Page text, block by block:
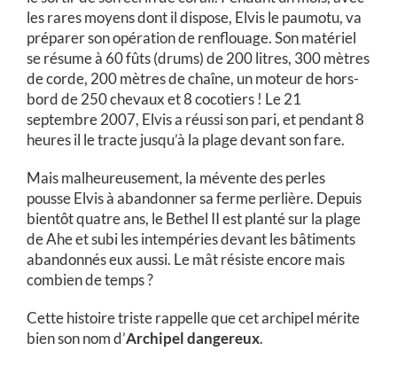
les rares moyens dont il dispose, Elvis le paumotu, va
préparer son opération de renflouage. Son matériel
se résume à 60 fûts (drums) de 200 litres, 300 mètres
de corde, 200 mètres de chaîne, un moteur de hors-
bord de 250 chevaux et 8 cocotiers ! Le 21
septembre 2007, Elvis a réussi son pari, et pendant 8
heures il le tracte jusqu’à la plage devant son fare.
Mais malheureusement, la mévente des perles
pousse Elvis à abandonner sa ferme perlière. Depuis
bientôt quatre ans, le Bethel II est planté sur la plage
de Ahe et subi les intempéries devant les bâtiments
abandonnés eux aussi. Le mât résiste encore mais
combien de temps ?
Cette histoire triste rappelle que cet archipel mérite
bien son nom d’Archipel dangereux.